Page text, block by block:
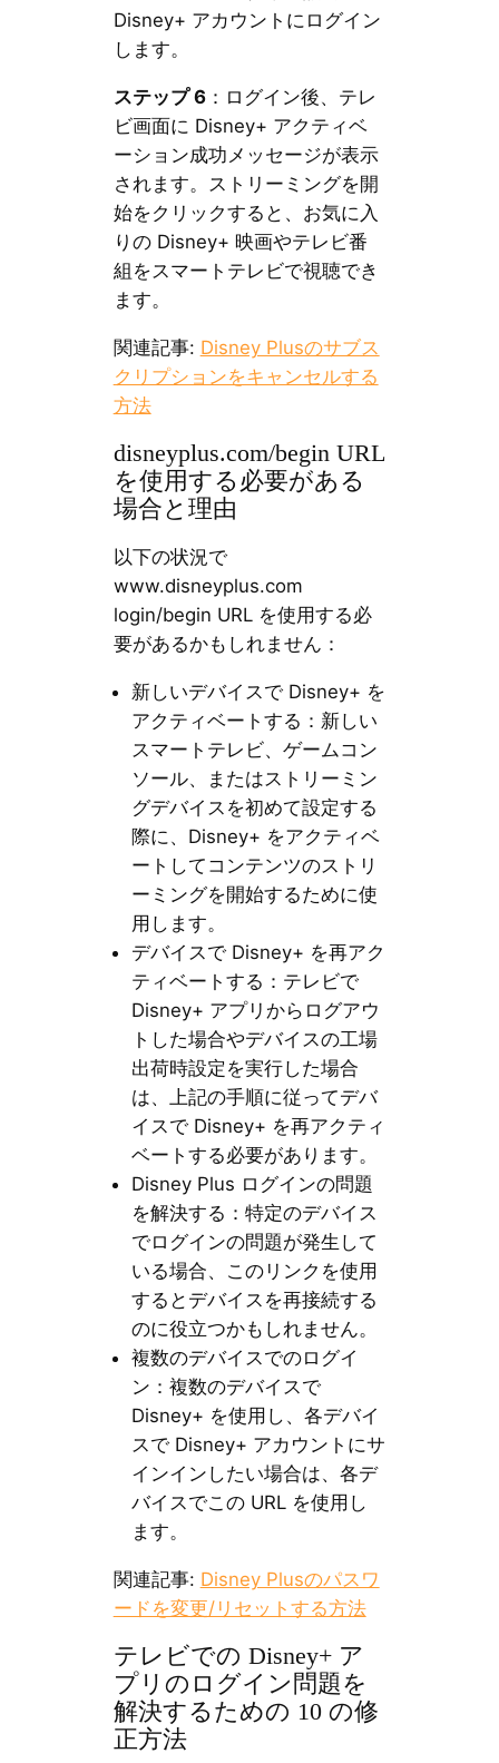
Disney+ アカウントにログイン
します。
ステップ 6：ログイン後、テレ
ビ画面に Disney+ アクティベ
ーション成功メッセージが表示
されます。ストリーミングを開
始をクリックすると、お気に入
りの Disney+ 映画やテレビ番
組をスマートテレビで視聴でき
ます。
関連記事: Disney Plusのサブス
クリプションをキャンセルする
方法
disneyplus.com/begin URL
を使用する必要がある
場合と理由
以下の状況で
www.disneyplus.com
login/begin URL を使用する必
要があるかもしれません：
新しいデバイスで Disney+ を
アクティベートする：新しい
スマートテレビ、ゲームコン
ソール、またはストリーミン
グデバイスを初めて設定する
際に、Disney+ をアクティベ
ートしてコンテンツのストリ
ーミングを開始するために使
用します。
デバイスで Disney+ を再アク
ティベートする：テレビで
Disney+ アプリからログアウ
トした場合やデバイスの工場
出荷時設定を実行した場合
は、上記の手順に従ってデバ
イスで Disney+ を再アクティ
ベートする必要があります。
Disney Plus ログインの問題
を解決する：特定のデバイス
でログインの問題が発生して
いる場合、このリンクを使用
するとデバイスを再接続する
のに役立つかもしれません。
複数のデバイスでのログイ
ン：複数のデバイスで
Disney+ を使用し、各デバイ
スで Disney+ アカウントにサ
インインしたい場合は、各デ
バイスでこの URL を使用し
ます。
関連記事: Disney Plusのパスワ
ードを変更/リセットする方法
テレビでの Disney+ ア
プリのログイン問題を
解決するための 10 の修
正方法